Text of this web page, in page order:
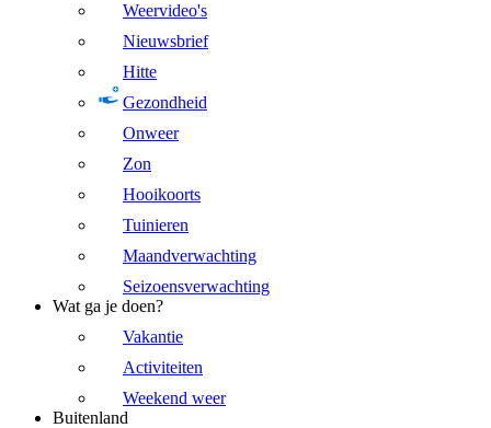
Weervideo's
Nieuwsbrief
Hitte
Gezondheid
Onweer
Zon
Hooikoorts
Tuinieren
Maandverwachting
Seizoensverwachting
Wat ga je doen?
Vakantie
Activiteiten
Weekend weer
Buitenland